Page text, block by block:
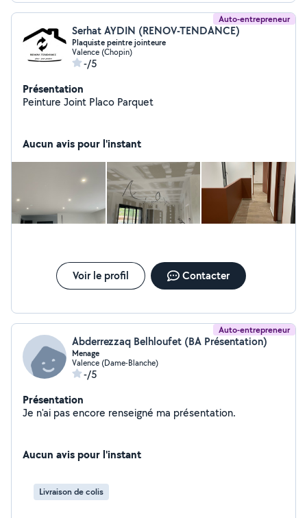
Auto-entrepreneur
Serhat AYDIN (RENOV-TENDANCE)
Plaquiste peintre jointeure
Valence (Chopin)
-/5
Présentation
Peinture Joint Placo Parquet
Aucun avis pour l'instant
Voir le profil Contacter
Auto-entrepreneur
Abderrezzaq Belhloufet (BA Présentation)
Menage
Valence (Dame-Blanche)
-/5
Présentation
Je n'ai pas encore renseigné ma présentation.
Aucun avis pour l'instant
Livraison de colis